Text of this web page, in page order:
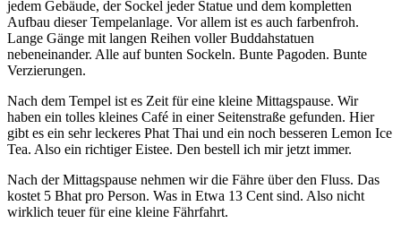
jedem Gebäude, der Sockel jeder Statue und dem kompletten
Aufbau dieser Tempelanlage. Vor allem ist es auch farbenfroh.
Lange Gänge mit langen Reihen voller Buddahstatuen
nebeneinander. Alle auf bunten Sockeln. Bunte Pagoden. Bunte
Verzierungen.
Nach dem Tempel ist es Zeit für eine kleine Mittagspause. Wir
haben ein tolles kleines Café in einer Seitenstraße gefunden. Hier
gibt es ein sehr leckeres Phat Thai und ein noch besseren Lemon Ice
Tea. Also ein richtiger Eistee. Den bestell ich mir jetzt immer.
Nach der Mittagspause nehmen wir die Fähre über den Fluss. Das
kostet 5 Bhat pro Person. Was in Etwa 13 Cent sind. Also nicht
wirklich teuer für eine kleine Fährfahrt.